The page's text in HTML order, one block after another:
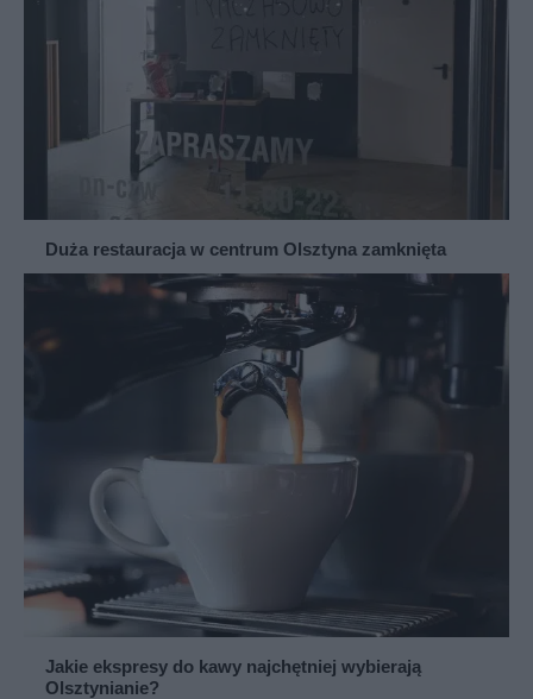
Duża restauracja w centrum Olsztyna zamknięta
Jakie ekspresy do kawy najchętniej wybierają
Olsztynianie?